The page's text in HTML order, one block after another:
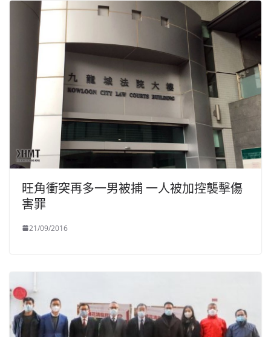
旺角衝突再多一男被捕 一人被加控襲擊傷
害罪
21/09/2016